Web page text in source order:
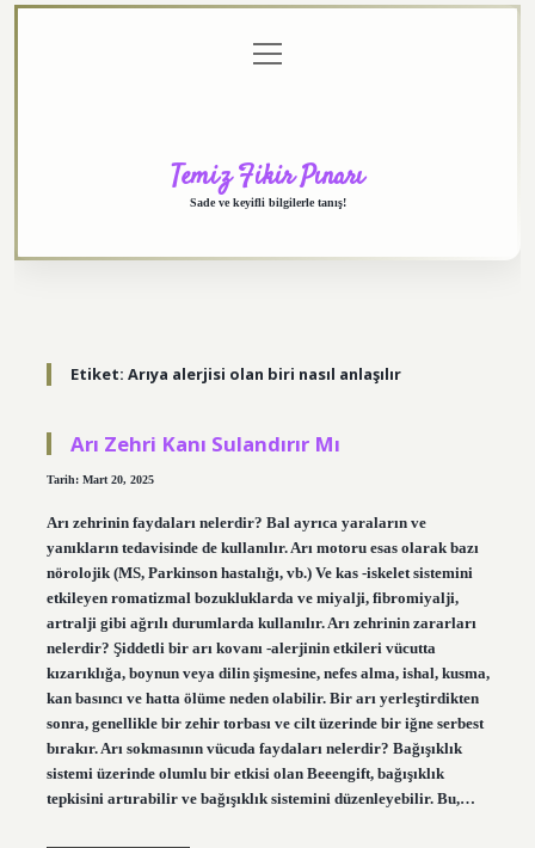
menüyü
aç
Temiz Fikir Pınarı
Sade ve keyifli bilgilerle tanış!
Etiket: Arıya alerjisi olan biri nasıl anlaşılır
Arı Zehri Kanı Sulandırır Mı
Tarih: Mart 20, 2025
Arı zehrinin faydaları nelerdir? Bal ayrıca yaraların ve
yanıkların tedavisinde de kullanılır. Arı motoru esas olarak bazı
nörolojik (MS, Parkinson hastalığı, vb.) Ve kas -iskelet sistemini
etkileyen romatizmal bozukluklarda ve miyalji, fibromiyalji,
artralji gibi ağrılı durumlarda kullanılır. Arı zehrinin zararları
nelerdir? Şiddetli bir arı kovanı -alerjinin etkileri vücutta
kızarıklığa, boynun veya dilin şişmesine, nefes alma, ishal, kusma,
kan basıncı ve hatta ölüme neden olabilir. Bir arı yerleştirdikten
sonra, genellikle bir zehir torbası ve cilt üzerinde bir iğne serbest
bırakır. Arı sokmasının vücuda faydaları nelerdir? Bağışıklık
sistemi üzerinde olumlu bir etkisi olan Beeengift, bağışıklık
tepkisini artırabilir ve bağışıklık sistemini düzenleyebilir. Bu,…